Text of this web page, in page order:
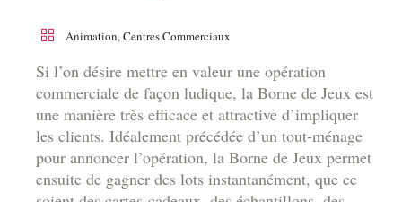
Animation,Centres Commerciaux
Si l’on désire mettre en valeur une opération
commerciale de façon ludique, la Borne de Jeux est
une manière très efficace et attractive d’impliquer
les clients. Idéalement précédée d’un tout-ménage
pour annoncer l’opération, la Borne de Jeux permet
ensuite de gagner des lots instantanément, que ce